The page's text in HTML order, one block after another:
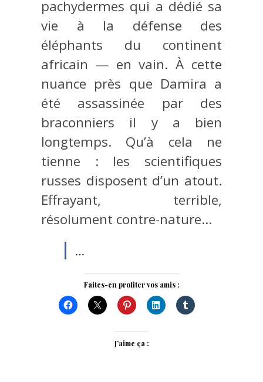
pachydermes qui a dédié sa
vie à la défense des
éléphants du continent
africain — en vain. À cette
nuance près que Damira a
été assassinée par des
braconniers il y a bien
longtemps. Qu’à cela ne
tienne : les scientifiques
russes disposent d’un atout.
Effrayant, terrible,
résolument contre-nature…
…
Faites-en profiter vos amis :
J’aime ça :